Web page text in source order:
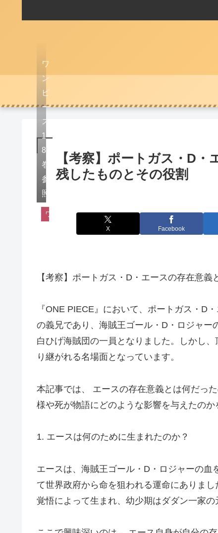
【考察】ポートガス・D
残したものとその役割
ワンピース
ワ
ン
ピ
ー
ス
1
8
巻
参
照
X Facebook
【考察】ポートガス・D・エースの存在意
『ONE PIECE』において、ポートガス・D
の義兄であり、海賊王ゴール・D・ロジャ
白ひげ海賊団の一員となりました。しかし
り継がれる名場面となっています。
本記事では、 エースの存在意義とは何だっ
様や死が物語にどのような影響を与えたの
1. エースは何のために生まれたのか？
エースは、海賊王ゴール・D・ロジャーの
て世界政府から命を狙われる運命にありま
覚悟によって生まれ、幼少期はダダン一家の